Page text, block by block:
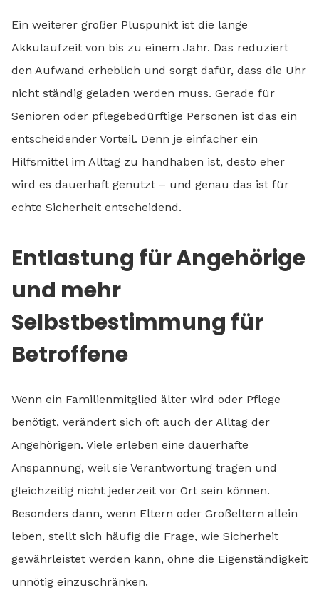
Ein weiterer großer Pluspunkt ist die lange
Akkulaufzeit von bis zu einem Jahr. Das reduziert
den Aufwand erheblich und sorgt dafür, dass die Uhr
nicht ständig geladen werden muss. Gerade für
Senioren oder pflegebedürftige Personen ist das ein
entscheidender Vorteil. Denn je einfacher ein
Hilfsmittel im Alltag zu handhaben ist, desto eher
wird es dauerhaft genutzt – und genau das ist für
echte Sicherheit entscheidend.
Entlastung für Angehörige
und mehr
Selbstbestimmung für
Betroffene
Wenn ein Familienmitglied älter wird oder Pflege
benötigt, verändert sich oft auch der Alltag der
Angehörigen. Viele erleben eine dauerhafte
Anspannung, weil sie Verantwortung tragen und
gleichzeitig nicht jederzeit vor Ort sein können.
Besonders dann, wenn Eltern oder Großeltern allein
leben, stellt sich häufig die Frage, wie Sicherheit
gewährleistet werden kann, ohne die Eigenständigkeit
unnötig einzuschränken.